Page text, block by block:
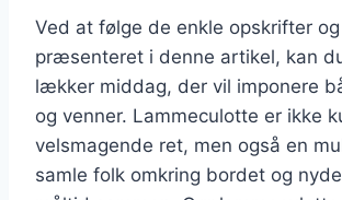
Ved at følge de enkle opskrifter
præsenteret i denne artikel, kan
lækker middag, der vil imponere
og venner. Lammeculotte er ikke
velsmagende ret, men også en
samle folk omkring bordet og